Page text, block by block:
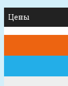
Цены